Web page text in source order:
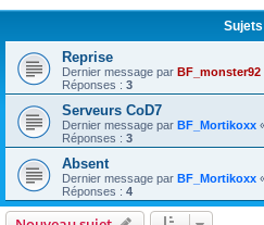
Sujets
Reprise
Dernier message par BF_monster92
Réponses : 3
Serveurs CoD7
Dernier message par BF_Mortikoxx
Réponses : 3
Absent
Dernier message par BF_Mortikoxx
Réponses : 4